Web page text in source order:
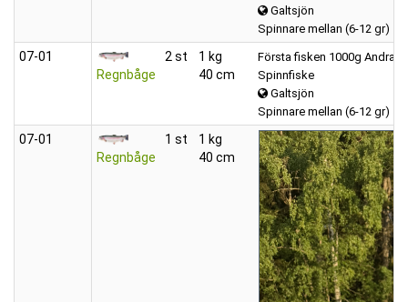
Galtsjön
Spinnare mellan (6-12 gr)
07‑01
Regnbåge
2 st
1 kg
40 cm
Första fisken 1000g Andra
Spinnfiske
Galtsjön
Spinnare mellan (6-12 gr)
07‑01
Regnbåge
1 st
1 kg
40 cm